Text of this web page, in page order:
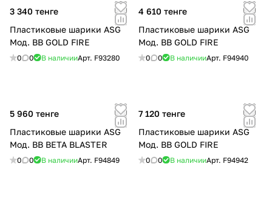
3 340 тенге
Пластиковые шарики ASG
Мод. BB GOLD FIRE
0 0 В наличииАрт. F93280
4 610 тенге
Пластиковые шарики ASG
Мод. BB GOLD FIRE
0 0 В наличииАрт. F94940
5 960 тенге
Пластиковые шарики ASG
Мод. BB BETA BLASTER
0 0 В наличииАрт. F94849
7 120 тенге
Пластиковые шарики ASG
Мод. BB GOLD FIRE
0 0 В наличииАрт. F94942